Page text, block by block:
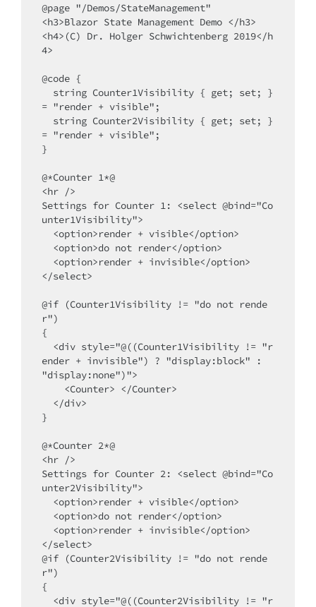
@page "/Demos/StateManagement"
<h3>Blazor State Management Demo </h3>
<h4>(C) Dr. Holger Schwichtenberg 2019</h
4>
@code {
= "render + visible";
= "render + visible";
}
@*Counter 1*@
<hr />
Settings for Counter 1: <select @bind="Co
unter1Visibility">
</select>
@if (Counter1Visibility != "do not rende
r")
{
ender + invisible") ? "display:block" :
"display:none")">
}
@*Counter 2*@
<hr />
Settings for Counter 2: <select @bind="Co
unter2Visibility">
</select>
@if (Counter2Visibility != "do not rende
r")
{